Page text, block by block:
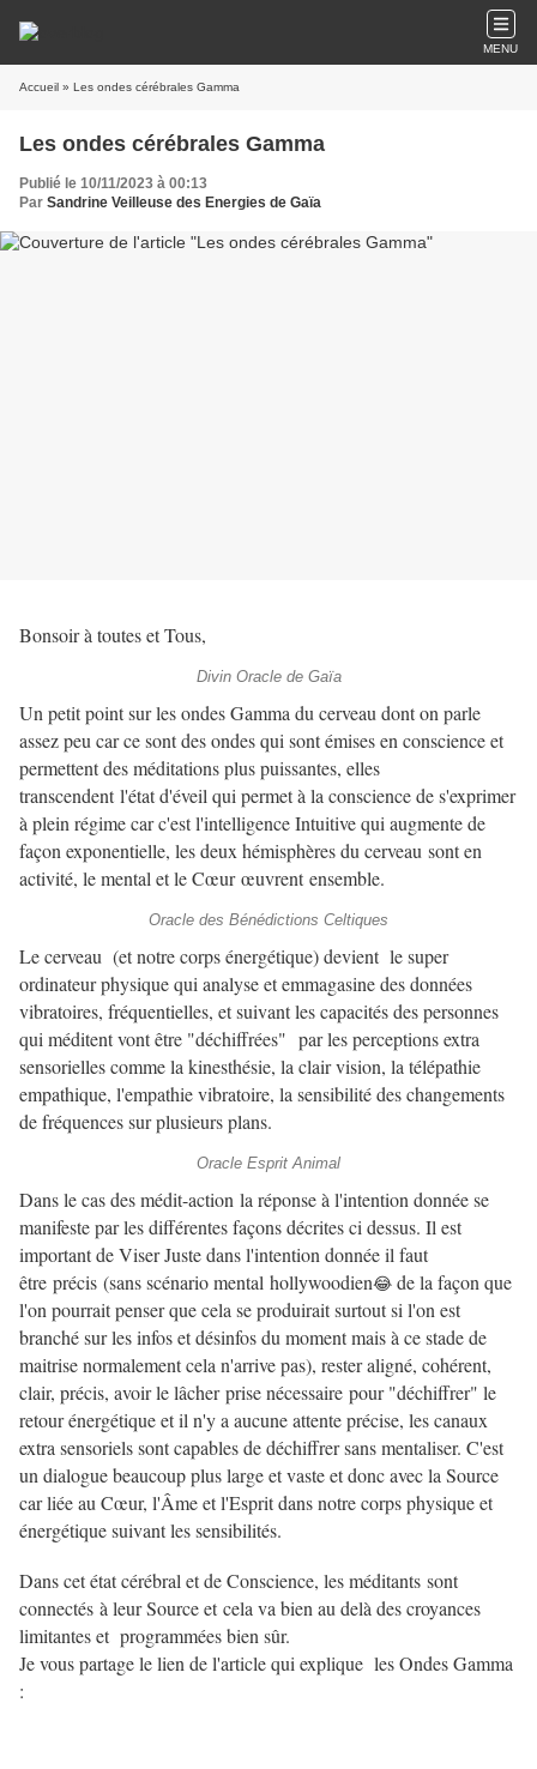
MENU
Accueil » Les ondes cérébrales Gamma
Les ondes cérébrales Gamma
Publié le 10/11/2023 à 00:13
Par Sandrine Veilleuse des Energies de Gaïa
Bonsoir à toutes et Tous,
Divin Oracle de Gaïa
Un petit point sur les ondes Gamma du cerveau dont on parle
assez peu car ce sont des ondes qui sont émises en conscience et
permettent des méditations plus puissantes, elles
transcendent l'état d'éveil qui permet à la conscience de s'exprimer
à plein régime car c'est l'intelligence Intuitive qui augmente de
façon exponentielle, les deux hémisphères du cerveau sont en
activité, le mental et le Cœur œuvrent ensemble.
Oracle des Bénédictions Celtiques
Le cerveau (et notre corps énergétique) devient le super
ordinateur physique qui analyse et emmagasine des données
vibratoires, fréquentielles, et suivant les capacités des personnes
qui méditent vont être "déchiffrées" par les perceptions extra
sensorielles comme la kinesthésie, la clair vision, la télépathie
empathique, l'empathie vibratoire, la sensibilité des changements
de fréquences sur plusieurs plans.
Oracle Esprit Animal
Dans le cas des médit-action la réponse à l'intention donnée se
manifeste par les différentes façons décrites ci dessus. Il est
important de Viser Juste dans l'intention donnée il faut
être précis (sans scénario mental hollywoodien😂 de la façon que
l'on pourrait penser que cela se produirait surtout si l'on est
branché sur les infos et désinfos du moment mais à ce stade de
maitrise normalement cela n'arrive pas), rester aligné, cohérent,
clair, précis, avoir le lâcher prise nécessaire pour "déchiffrer" le
retour énergétique et il n'y a aucune attente précise, les canaux
extra sensoriels sont capables de déchiffrer sans mentaliser. C'est
un dialogue beaucoup plus large et vaste et donc avec la Source
car liée au Cœur, l'Âme et l'Esprit dans notre corps physique et
énergétique suivant les sensibilités.
Dans cet état cérébral et de Conscience, les méditants sont
connectés à leur Source et cela va bien au delà des croyances
limitantes et programmées bien sûr.
Je vous partage le lien de l'article qui explique les Ondes Gamma
: